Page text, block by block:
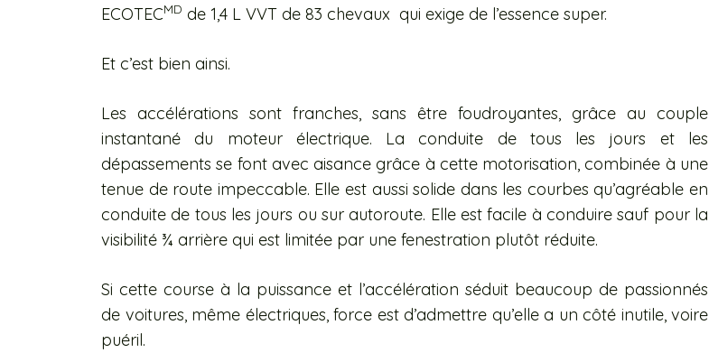
ECOTECMD de 1,4 L VVT de 83 chevaux qui exige de l’essence super.
Et c’est bien ainsi.
Les accélérations sont franches, sans être foudroyantes, grâce au couple
instantané du moteur électrique. La conduite de tous les jours et les
dépassements se font avec aisance grâce à cette motorisation, combinée à une
tenue de route impeccable. Elle est aussi solide dans les courbes qu’agréable en
conduite de tous les jours ou sur autoroute. Elle est facile à conduire sauf pour la
visibilité ¾ arrière qui est limitée par une fenestration plutôt réduite.
Si cette course à la puissance et l’accélération séduit beaucoup de passionnés
de voitures, même électriques, force est d’admettre qu’elle a un côté inutile, voire
puéril.